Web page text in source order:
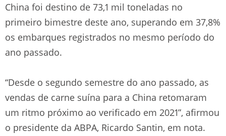
China foi destino de 73,1 mil toneladas no
primeiro bimestre deste ano, superando em 37,8%
os embarques registrados no mesmo período do
ano passado.
“Desde o segundo semestre do ano passado, as
vendas de carne suína para a China retomaram
um ritmo próximo ao verificado em 2021”, afirmou
o presidente da ABPA, Ricardo Santin, em nota.